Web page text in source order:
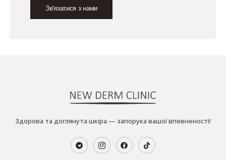
Зв'язатися з нами
Здорова та доглянута шкіра — запорука вашої впевненості!